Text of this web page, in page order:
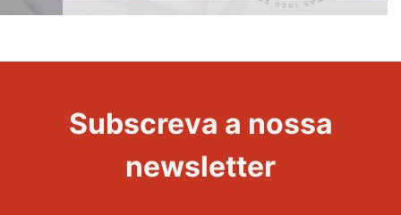
Evento
Subscreva a nossa
newsletter